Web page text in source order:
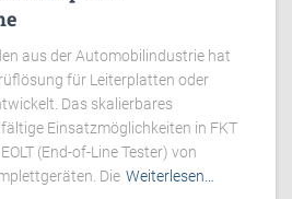
aus der Automobilindustrie hat
für Leiterplatten oder
Das skalierbares
Einsatzmöglichkeiten in FKT
(End-of-Line Tester) von
Die Weiterlesen…